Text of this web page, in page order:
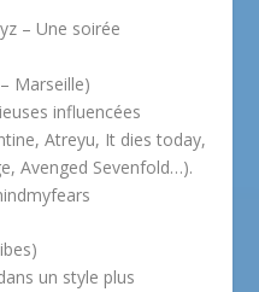
– Une soirée
Marseille)
influencées
Atreyu, It dies today,
Avenged Sevenfold…).
un style plus